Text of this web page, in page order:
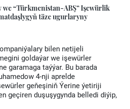
“Türkmenistan-ABŞ” Işewürlik
täze ugurlaryny
bilen netijeli
goldaýar we işewürler
garamaga taýýar. Bu barada
4-nji aprelde
geňeşiniň Ýerine ýetiriji
geçiren duşuşygynda belledi diýip,